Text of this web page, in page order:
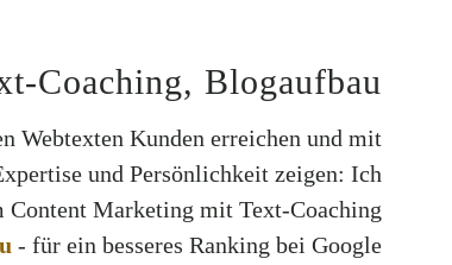
Coaching, Blogaufbau
Webtexten Kunden erreichen und mit
und Persönlichkeit zeigen: Ich
Content Marketing mit Text-Coaching
- für ein besseres Ranking bei Google